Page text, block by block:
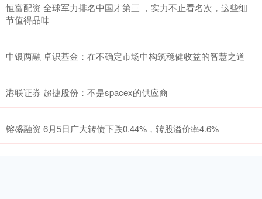
恒富配资 全球军力排名中国才第三 ，实力不止看名次，这些细
节值得品味
中银两融 卓识基金：在不确定市场中构筑稳健收益的智慧之道
港联证券 超捷股份：不是spacex的供应商
镕盛融资 6月5日广大转债下跌0.44%，转股溢价率4.6%